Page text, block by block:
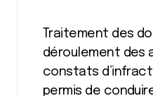
Traitement des
déroulement des
constats
permis de